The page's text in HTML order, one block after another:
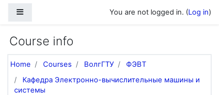
You are not logged in. (Log in)
Course info
Home Courses ВолгГТУ
ФЭВТ
Кафедра Электронно-вычислительные машины и
системы